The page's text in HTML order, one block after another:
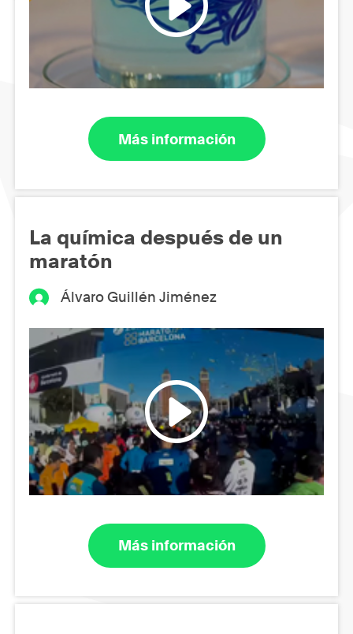
Más información
La química después de un
maratón
Álvaro Guillén Jiménez
Más información